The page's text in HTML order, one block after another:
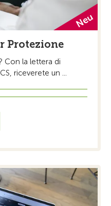
Protezione
Con la lettera di
riceverete un ...